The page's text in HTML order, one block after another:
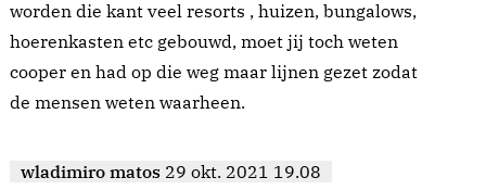
worden die kant veel resorts , huizen, bungalows,
hoerenkasten etc gebouwd, moet jij toch weten
cooper en had op die weg maar lijnen gezet zodat
de mensen weten waarheen.
wladimiro matos 29 okt. 2021 19.08